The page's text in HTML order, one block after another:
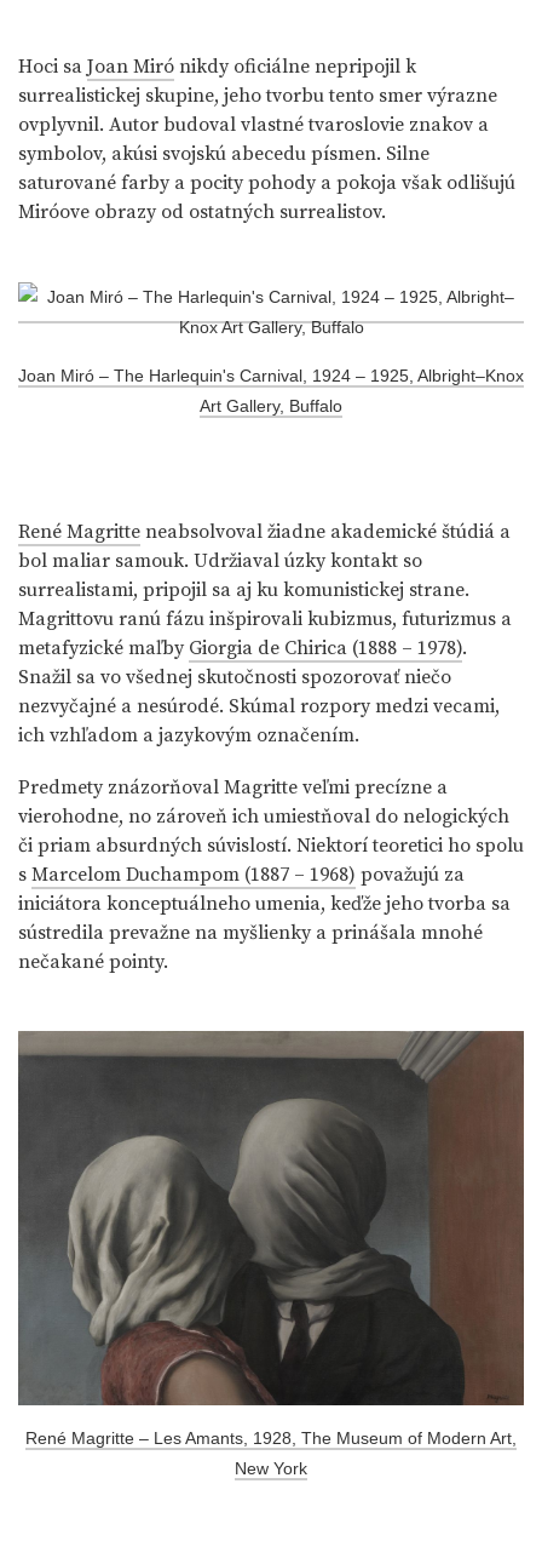
Hoci sa Joan Miró nikdy oficiálne nepripojil k
surrealistickej skupine, jeho tvorbu tento smer výrazne
ovplyvnil. Autor budoval vlastné tvaroslovie znakov a
symbolov, akúsi svojskú abecedu písmen. Silne
saturované farby a pocity pohody a pokoja však odlišujú
Miróove obrazy od ostatných surrealistov.
Joan Miró – The Harlequin's Carnival, 1924 – 1925, Albright–Knox
Art Gallery, Buffalo
René Magritte neabsolvoval žiadne akademické štúdiá a
bol maliar samouk. Udržiaval úzky kontakt so
surrealistami, pripojil sa aj ku komunistickej strane.
Magrittovu ranú fázu inšpirovali kubizmus, futurizmus a
metafyzické maľby Giorgia de Chirica (1888 – 1978).
Snažil sa vo všednej skutočnosti spozorovať niečo
nezvyčajné a nesúrodé. Skúmal rozpory medzi vecami,
ich vzhľadom a jazykovým označením.
Predmety znázorňoval Magritte veľmi precízne a
vierohodne, no zároveň ich umiestňoval do nelogických
či priam absurdných súvislostí. Niektorí teoretici ho spolu
s Marcelom Duchampom (1887 – 1968) považujú za
iniciátora konceptuálneho umenia, keďže jeho tvorba sa
sústredila prevažne na myšlienky a prinášala mnohé
nečakané pointy.
René Magritte – Les Amants, 1928, The Museum of Modern Art,
New York